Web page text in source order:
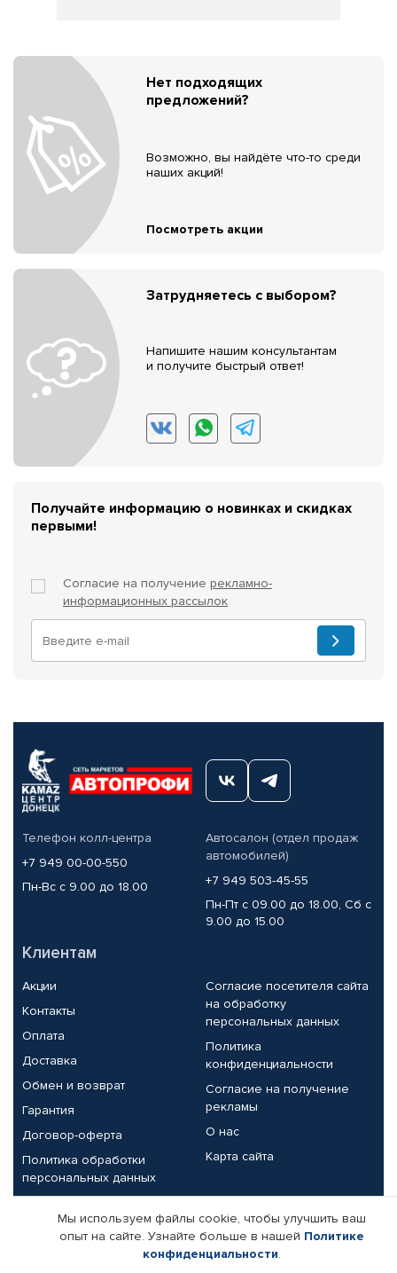
Нет подходящих
предложений?
Возможно, вы найдёте что-то среди
наших акций!
Посмотреть акции
Затрудняетесь с выбором?
Напишите нашим консультантам
и получите быстрый ответ!
Получайте информацию о новинках и скидках
первыми!
Согласие на получение рекламно-
информационных рассылок
Телефон колл-центра
+7 949 00-00-550
Пн-Вс с 9.00 до 18.00
Автосалон (отдел продаж
автомобилей)
+7 949 503-45-55
Пн-Пт с 09.00 до 18.00, Сб с
9.00 до 15.00
Клиентам
Акции
Контакты
Оплата
Доставка
Обмен и возврат
Гарантия
Договор-оферта
Политика обработки
персональных данных
Согласие посетителя сайта
на обработку
персональных данных
Политика
конфиденциальности
Согласие на получение
рекламы
О нас
Карта сайта
Партнерам
Корпоративным клиентам
Реквизиты компании
Мы используем файлы cookie, чтобы улучшить ваш
опыт на сайте. Узнайте больше в нашей Политике
конфиденциальности.